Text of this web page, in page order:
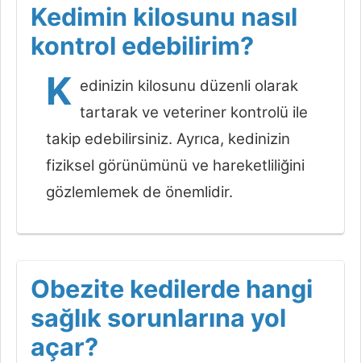
Kedimin kilosunu nasıl
kontrol edebilirim?
K edinizin kilosunu düzenli olarak
tartarak ve veteriner kontrolü ile
takip edebilirsiniz. Ayrıca, kedinizin
fiziksel görünümünü ve hareketliliğini
gözlemlemek de önemlidir.
Obezite kedilerde hangi
sağlık sorunlarına yol
açar?